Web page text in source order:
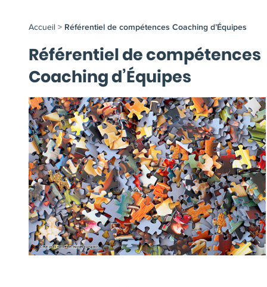
Accueil > Référentiel de compétences Coaching d’Équipes
Référentiel de compétences
Coaching d’Équipes